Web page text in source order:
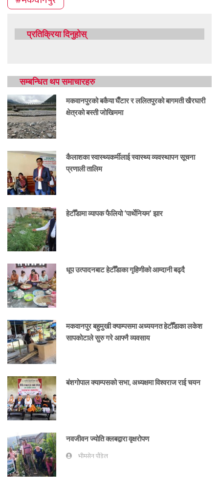
प्रतिक्रिया दिनुहोस्
सम्बन्धित थप समाचारहरु
मकवानपुरको बकैया घैँटार र ललितपुरको बागमती खैरघारी
क्षेत्रको बस्ती जोखिममा
कैलाशका स्वास्थ्यकर्मीलाई स्वास्थ्य व्यवस्थापन सूचना
प्रणाली तालिम
हेटौँडामा व्यापक फैलियो ‘पार्थेनियम’ झार
धूप उत्पादनबाट हेटौँडाका गृहिणीको आम्दानी बढ्दै
मकवानपुर बहुमुखी क्याम्पसमा अध्ययनत हेटौँडाका लकेश
सापकोटाले सुरु गरे आफ्नै व्यवसाय
बंशगोपाल क्याम्पसको सभा, अध्यक्षमा विश्वराज राई चयन
नवजीवन ज्योति क्लबद्वारा वृक्षरोपण
भीमसेन पौडेल